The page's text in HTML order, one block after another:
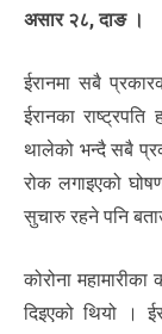
असार २८, दाङ ।
ईरानमा सबै
ईरानका
थालेको भन्दै सबै
रोक लगाइएको
सुचारु रहने पनि
कोरोना
दिइएको थियो ।